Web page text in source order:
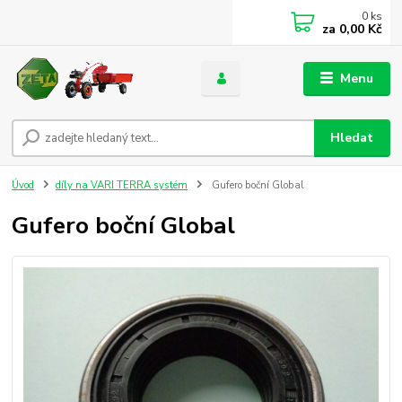
Menu
Hledat
0 ks
za 0,00 Kč
Úvod díly na VARI TERRA systém Gufero boční Global
Gufero boční Global